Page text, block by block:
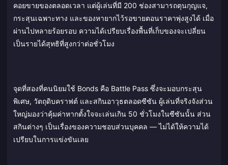
คอยขายของตลอดเวลา แต่ผู้เล่นที่มี 200 ช่องสามารถตุนกุญแจ,
กระสุนเฉพาะทาง และของหายากไว้รอขายตอนราคาพุ่งสูงได้ เมื่อ
ผ่านไปหลายร้อยรอบ ความได้เปรียบเรื่องพื้นที่เก็บของจะเปลี่ยน
เป็นรายได้สุทธิที่สูงกว่าต่อชั่วโมง
จุดที่สองที่คนนิยมใช้ Bonds คือ Battle Pass ซึ่งจะมอบกระสุน
พิเศษ, วัตถุดิบคราฟต์ และสกินอาวุธตลอดซีซัน ผู้เล่นที่จริงจังส่วน
ใหญ่มองว่าคุ้มค่าหากตั้งใจจะเล่นเกิน 50 ชั่วโมงในซีซันนั้น ส่วน
สกินต่างๆ เป็นเรื่องของความชอบส่วนบุคคล — ไม่ได้ให้ความได้
เปรียบในการแข่งขันเลย